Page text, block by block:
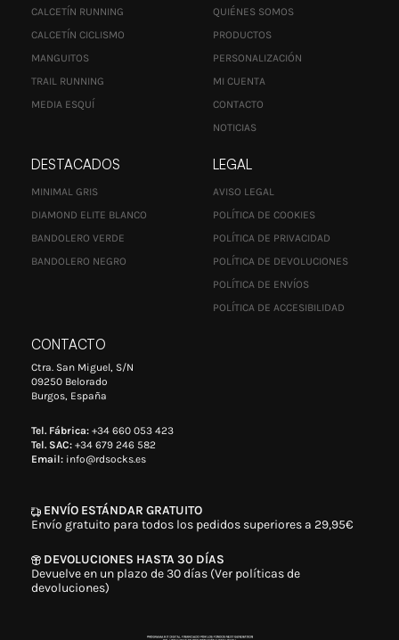
CALCETÍN RUNNING
CALCETÍN CICLISMO
MANGUITOS
TRAIL RUNNING
MEDIA ESQUÍ
QUIÉNES SOMOS
PRODUCTOS
PERSONALIZACIÓN
MI CUENTA
CONTACTO
NOTICIAS
DESTACADOS
MINIMAL GRIS
DIAMOND ELITE BLANCO
BANDOLERO VERDE
BANDOLERO NEGRO
LEGAL
AVISO LEGAL
POLÍTICA DE COOKIES
POLÍTICA DE PRIVACIDAD
POLÍTICA DE DEVOLUCIONES
POLÍTICA DE ENVÍOS
POLÍTICA DE ACCESIBILIDAD
CONTACTO
Ctra. San Miguel, S/N
09250 Belorado
Burgos, España
Tel. Fábrica: +34 660 053 423
Tel. SAC: +34 679 246 582
Email: info@rdsocks.es
ENVÍO ESTÁNDAR GRATUITO
Envío gratuito para todos los pedidos superiores a 29,95€
DEVOLUCIONES HASTA 30 DÍAS
Devuelve en un plazo de 30 días (Ver políticas de
devoluciones)